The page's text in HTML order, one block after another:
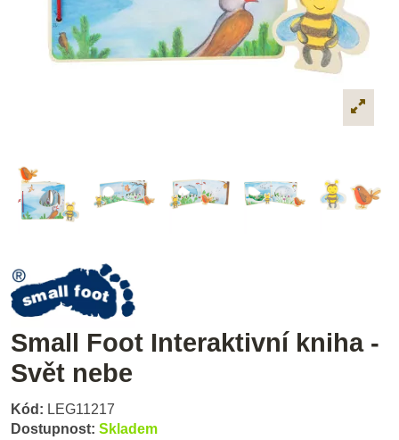
Small Foot Interaktivní kniha -
Svět nebe
Kód: LEG11217
Dostupnost: Skladem